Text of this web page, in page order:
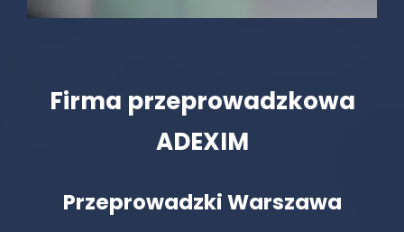
Firma przeprowadzkowa
ADEXIM
Przeprowadzki Warszawa